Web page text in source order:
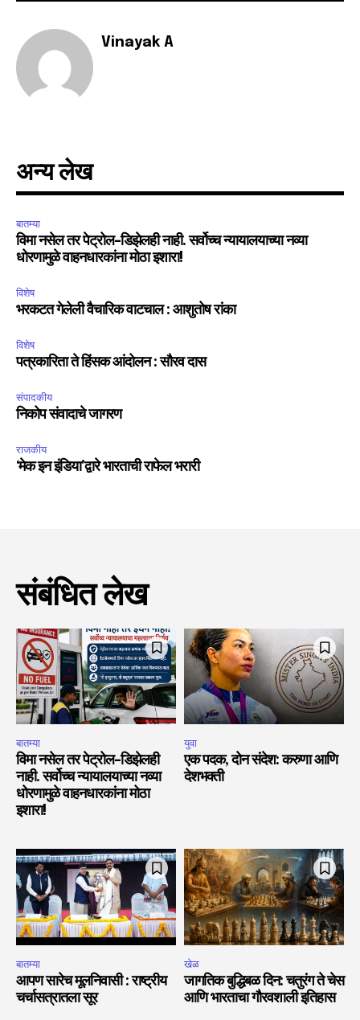
Vinayak A
अन्य लेख
बातम्या
विमा नसेल तर पेट्रोल-डिझेलही नाही. सर्वोच्च न्यायालयाच्या नव्या
धोरणामुळे वाहनधारकांना मोठा इशारा!
विशेष
भरकटत गेलेली वैचारिक वाटचाल : आशुतोष रांका
विशेष
पत्रकारिता ते हिंसक आंदोलन : सौरव दास
संपादकीय
निकोप संवादाचे जागरण
राजकीय
‘मेक इन इंडिया’द्वारे भारताची राफेल भरारी
संबंधित लेख
बातम्या
विमा नसेल तर पेट्रोल-डिझेलही
नाही. सर्वोच्च न्यायालयाच्या नव्या
धोरणामुळे वाहनधारकांना मोठा
इशारा!
युवा
एक पदक, दोन संदेश: करुणा आणि
देशभक्ती
बातम्या
आपण सारेच मूलनिवासी : राष्ट्रीय
चर्चासत्रातला सूर
खेळ
जागतिक बुद्धिबळ दिन: चतुरंग ते चेस
आणि भारताचा गौरवशाली इतिहास